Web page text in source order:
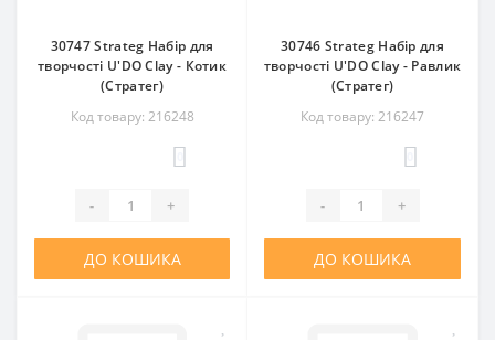
30747 Strateg Набір для
творчості U'DO Clay - Котик
(Стратег)
Код товару: 216248
- +
ДО КОШИКА
30746 Strateg Набір для
творчості U'DO Clay - Равлик
(Стратег)
Код товару: 216247
- +
ДО КОШИКА